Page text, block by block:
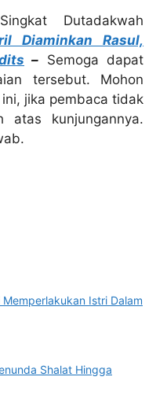
Dutadakwah
Diaminkan Rasul,
– Semoga dapat
tersebut. Mohon
jika pembaca tidak
atas kunjungannya.
Memperlakukan Istri Dalam
Shalat Hingga